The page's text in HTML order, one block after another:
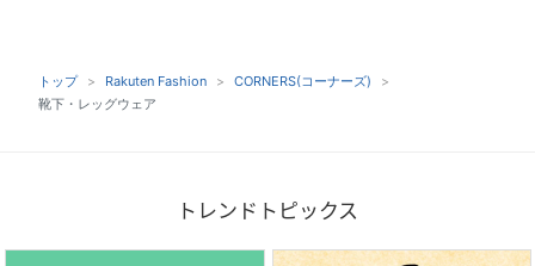
トップ Rakuten Fashion
CORNERS(コーナーズ)
靴下・レッグウェア
トレンドトピックス